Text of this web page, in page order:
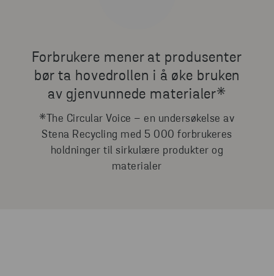
Forbrukere mener at produsenter
bør ta hovedrollen i å øke bruken
av gjenvunnede materialer*
*The Circular Voice – en undersøkelse av
Stena Recycling med 5 000 forbrukeres
holdninger til sirkulære produkter og
materialer